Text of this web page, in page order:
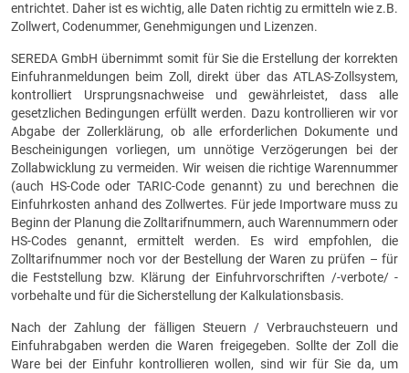
entrichtet. Daher ist es wichtig, alle Daten richtig zu ermitteln wie z.B.
Zollwert, Codenummer, Genehmigungen und Lizenzen.
SEREDA GmbH übernimmt somit für Sie die Erstellung der korrekten
Einfuhranmeldungen beim Zoll, direkt über das ATLAS-Zollsystem,
kontrolliert Ursprungsnachweise und gewährleistet, dass alle
gesetzlichen Bedingungen erfüllt werden. Dazu kontrollieren wir vor
Abgabe der Zollerklärung, ob alle erforderlichen Dokumente und
Bescheinigungen vorliegen, um unnötige Verzögerungen bei der
Zollabwicklung zu vermeiden. Wir weisen die richtige Warennummer
(auch HS-Code oder TARIC-Code genannt) zu und berechnen die
Einfuhrkosten anhand des Zollwertes. Für jede Importware muss zu
Beginn der Planung die Zolltarifnummern, auch Warennummern oder
HS-Codes genannt, ermittelt werden. Es wird empfohlen, die
Zolltarifnummer noch vor der Bestellung der Waren zu prüfen – für
die Feststellung bzw. Klärung der Einfuhrvorschriften /-verbote/ -
vorbehalte und für die Sicherstellung der Kalkulationsbasis.
Nach der Zahlung der fälligen Steuern / Verbrauchsteuern und
Einfuhrabgaben werden die Waren freigegeben. Sollte der Zoll die
Ware bei der Einfuhr kontrollieren wollen, sind wir für Sie da, um